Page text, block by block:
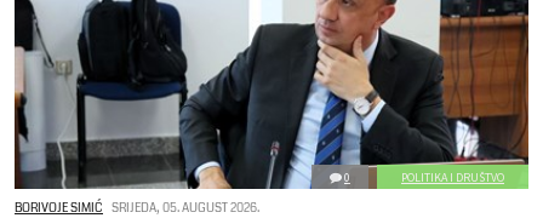
0 POLITIKA I DRUŠTVO
BORIVOJE SIMIĆ SRIJEDA, 05. AUGUST 2026.